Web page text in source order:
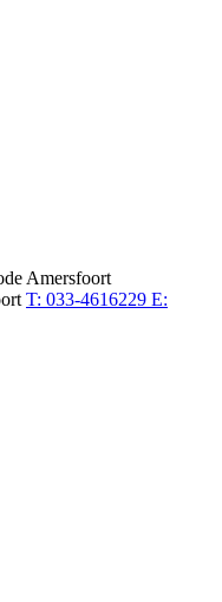
Amersfoort
T: 033-4616229 E: